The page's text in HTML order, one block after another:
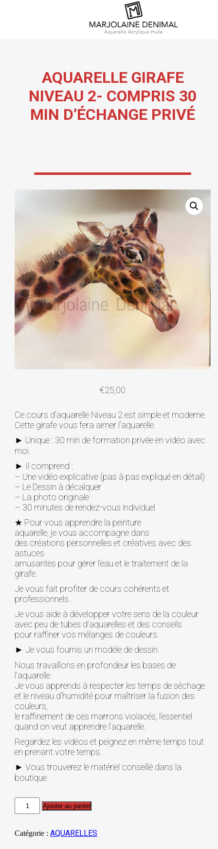
AQUARELLE GIRAFE
NIVEAU 2- COMPRIS 30
MIN D’ÉCHANGE PRIVÉ
€25,00
Ce cours d’aquarelle Niveau 2 est simple et moderne.
Cette girafe vous fera aimer l’aquarelle.
► Unique : 30 min de formation privée en vidéo avec
moi.
► Il comprend :
– Une vidéo explicative (pas à pas expliqué en détail)
– Le Dessin à décalquer
– La photo originale
– 30 minutes de rendez-vous individuel
★ Pour vous apprendre la peinture
aquarelle, je vous accompagne dans
des créations personnelles et créatives avec des
astuces
amusantes pour gérer l’eau et le traitement de la
girafe.
Je vous fait profiter de cours cohérents et
professionnels .
Je vous aide à développer votre sens de la couleur
avec peu de tubes d’aquarelles et des conseils
pour raffiner vos mélanges de couleurs.
► Je vous fournis un modèle de dessin.
Nous travaillons en profondeur les bases de
l’aquarelle.
Je vous apprends à respecter les temps de séchage
et le niveau d’humidité pour maîtriser la fusion des
couleurs,
le raffinement de ces marrons violacés, l’essentiel
quand on veut apprendre l’aquarelle.
Regardez les vidéos et peignez en même temps tout
en prenant votre temps.
► Vous trouverez le matériel conseillé dans la
boutique
NIVEAU
Ajouter au panier
Catégorie : AQUARELLES